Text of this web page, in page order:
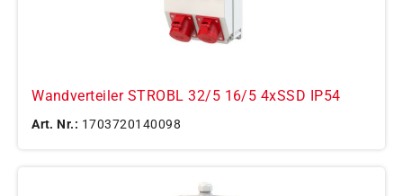
Wandverteiler STROBL 32/5 16/5 4xSSD IP54
Art. Nr.: 1703720140098